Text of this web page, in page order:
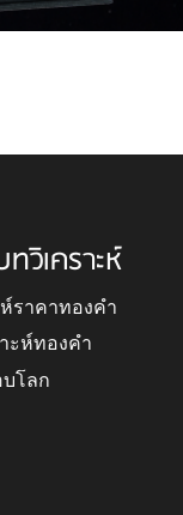
วิเคราะห์
ราคาทองคำ
ะห์ทองคำ
โลก